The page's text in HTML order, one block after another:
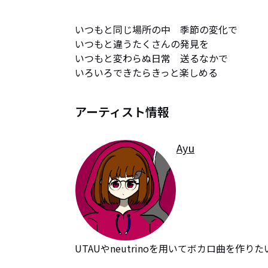
いつもと同じ場所の中　季節の変化で
いつもと違うたくさんの発見を
いつもと変わらぬ日常　送るなかで
いろいろできたらきっと楽しめる
アーティスト情報
Ayu
UTAUやneutrinoを用いてボカロ曲を作りた